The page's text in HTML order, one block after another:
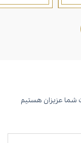
شما عزیزان هستیم